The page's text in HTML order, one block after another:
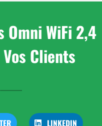
Omni WiFi 2,4
Vos Clients
LINKEDIN